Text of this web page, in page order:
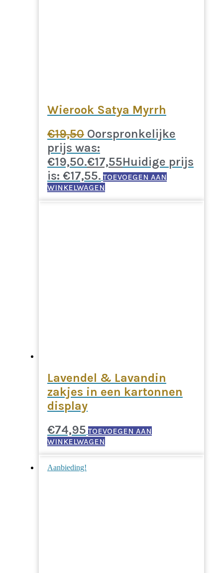
Wierook Satya Myrrh
€19,50 Oorspronkelijke
prijs was:
€19,50.€17,55Huidige prijs
is: €17,55. TOEVOEGEN AAN
WINKELWAGEN
Lavendel & Lavandin
zakjes in een kartonnen
display
€74,95 TOEVOEGEN AAN
WINKELWAGEN
Aanbieding!